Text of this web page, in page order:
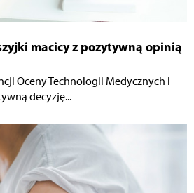
macicy z pozytywną opinią
Oceny Technologii Medycznych i
decyzję...